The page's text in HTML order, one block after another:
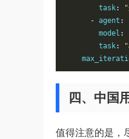
        task
:
- agent :
        model
:
        task
:
四、中国
值得注意的是，